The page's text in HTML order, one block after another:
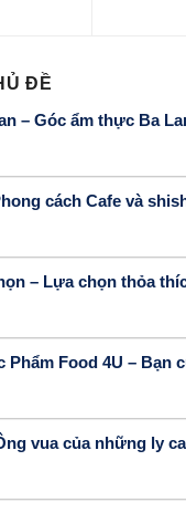
ĐỀ
– Góc ẩm thực Ba
cách Cafe và
– Lựa chọn thỏa
Phẩm Food 4U – Bạn
vua của những ly